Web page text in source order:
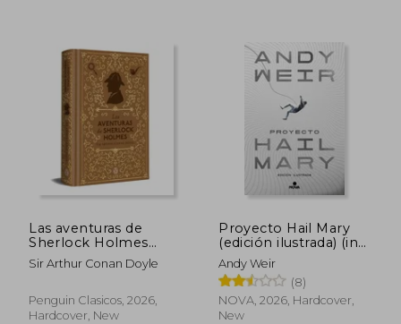
Las aventuras de
Sherlock Holmes
(edición especial en
tapa dura) (in Spanish)
Sir Arthur Conan Doyle
Penguin Clasicos, 2026,
Hardcover, New
Proyecto Hail Mary
(edición ilustrada) (in
Spanish)
Andy Weir
(8)
NOVA, 2026, Hardcover,
New